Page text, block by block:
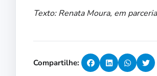
Texto: Renata Moura, em
Compartilhe: